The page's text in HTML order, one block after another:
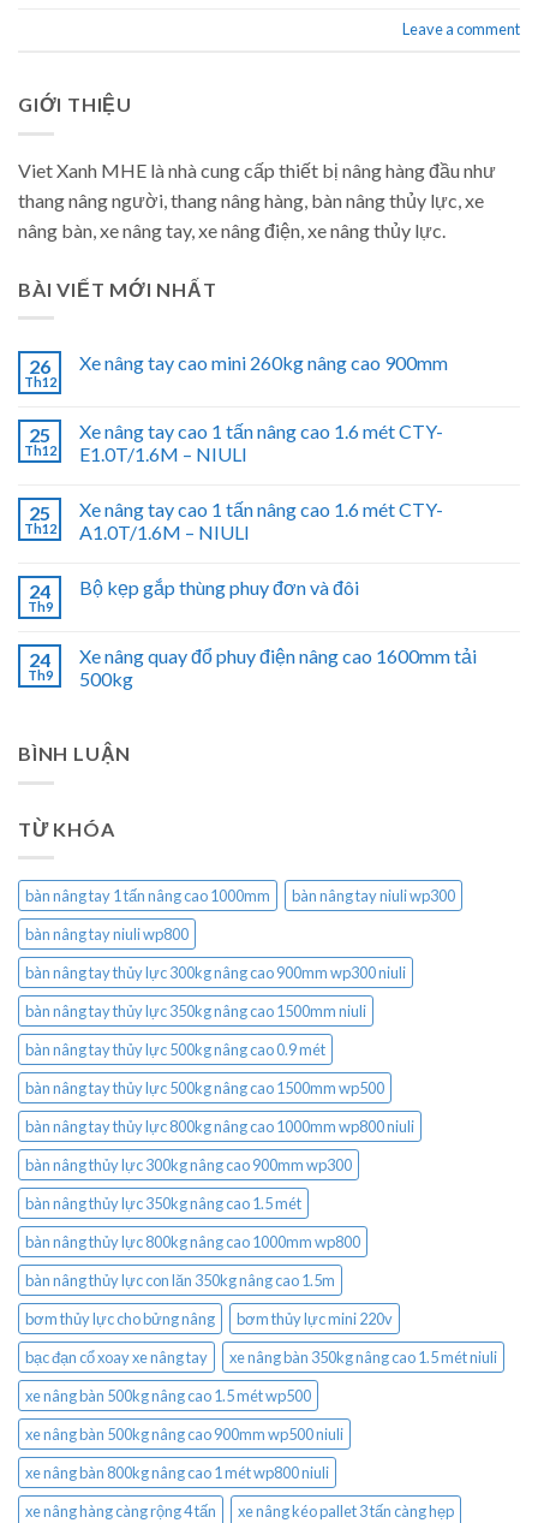
Leave a comment
GIỚI THIỆU
Viet Xanh MHE là nhà cung cấp thiết bị nâng hàng đầu như
thang nâng người, thang nâng hàng, bàn nâng thủy lực, xe
nâng bàn, xe nâng tay, xe nâng điện, xe nâng thủy lực.
BÀI VIẾT MỚI NHẤT
26
Th12
Xe nâng tay cao mini 260kg nâng cao 900mm
25
Th12
Xe nâng tay cao 1 tấn nâng cao 1.6 mét CTY-
E1.0T/1.6M – NIULI
25
Th12
Xe nâng tay cao 1 tấn nâng cao 1.6 mét CTY-
A1.0T/1.6M – NIULI
24
Th9
Bộ kẹp gắp thùng phuy đơn và đôi
24
Th9
Xe nâng quay đổ phuy điện nâng cao 1600mm tải
500kg
BÌNH LUẬN
TỪ KHÓA
bàn nâng tay 1 tấn nâng cao 1000mm
bàn nâng tay niuli wp300
bàn nâng tay niuli wp800
bàn nâng tay thủy lực 300kg nâng cao 900mm wp300 niuli
bàn nâng tay thủy lực 350kg nâng cao 1500mm niuli
bàn nâng tay thủy lực 500kg nâng cao 0.9 mét
bàn nâng tay thủy lực 500kg nâng cao 1500mm wp500
bàn nâng tay thủy lực 800kg nâng cao 1000mm wp800 niuli
bàn nâng thủy lực 300kg nâng cao 900mm wp300
bàn nâng thủy lực 350kg nâng cao 1.5 mét
bàn nâng thủy lực 800kg nâng cao 1000mm wp800
bàn nâng thủy lực con lăn 350kg nâng cao 1.5m
bơm thủy lực cho bửng nâng
bơm thủy lực mini 220v
bạc đạn cổ xoay xe nâng tay
xe nâng bàn 350kg nâng cao 1.5 mét niuli
xe nâng bàn 500kg nâng cao 1.5 mét wp500
xe nâng bàn 500kg nâng cao 900mm wp500 niuli
xe nâng bàn 800kg nâng cao 1 mét wp800 niuli
xe nâng hàng càng rộng 4 tấn
xe nâng kéo pallet 3 tấn càng hẹp